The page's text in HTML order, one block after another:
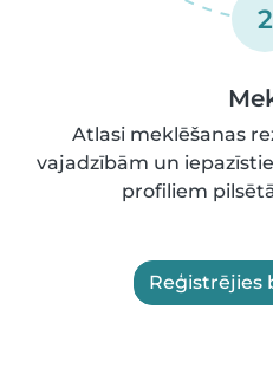
2
Atlasi meklēšanas
vajadzībām un
profiliem
Reģistrējies